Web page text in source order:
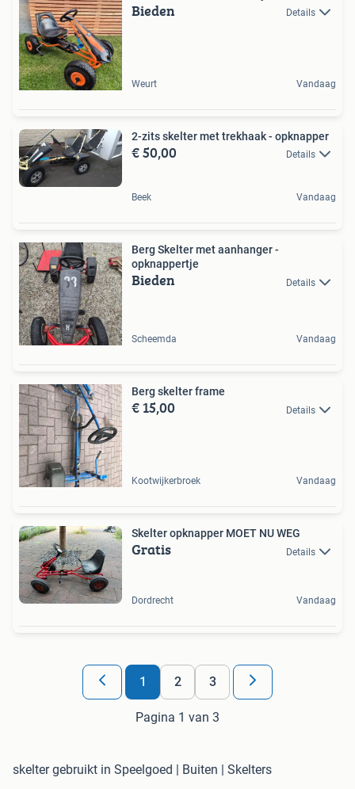
Bieden Details
Weurt Vandaag
2-zits skelter met trekhaak - opknapper
€ 50,00 Details
Beek Vandaag
Berg Skelter met aanhanger -
opknappertje
Bieden Details
Scheemda Vandaag
Berg skelter frame
€ 15,00 Details
Kootwijkerbroek Vandaag
Skelter opknapper MOET NU WEG
Gratis Details
Dordrecht Vandaag
1 2 3
Pagina 1 van 3
skelter gebruikt in Speelgoed | Buiten | Skelters